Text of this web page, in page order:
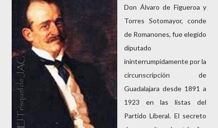
Don Álvaro de Figueroa y
Torres Sotomayor, conde
de Romanones, fue elegido
diputado
ininterrumpidamente por la
circunscripción de
Guadalajara desde 1891 a
1923 en las listas del
Partido Liberal. El secreto